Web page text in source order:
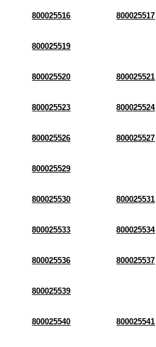
800025516 800025517
800025519
800025520 800025521
800025523 800025524
800025526 800025527
800025529
800025530 800025531
800025533 800025534
800025536 800025537
800025539
800025540 800025541